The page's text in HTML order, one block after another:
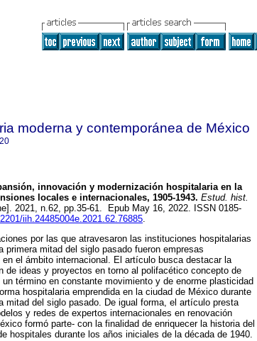
moderna y contemporánea de México
innovación y modernización hospitalaria en la
locales e internacionales, 1905-1943. Estud. hist.
2021, n.62, pp.35-61. Epub May 16, 2022. ISSN 0185-
iih.24485004e.2021.62.76885.
por las que atravesaron las instituciones hospitalarias
primera mitad del siglo pasado fueron empresas
el ámbito internacional. El artículo busca destacar la
de ideas y proyectos en torno al polifacético concepto de
un término en constante movimiento y de enorme plasticidad
hospitalaria emprendida en la ciudad de México durante
mitad del siglo pasado. De igual forma, el artículo presta
y redes de expertos internacionales en renovación
formó parte- con la finalidad de enriquecer la historia del
hospitales durante los años iniciales de la década de 1940.